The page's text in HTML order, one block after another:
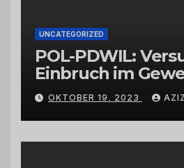
UNCATEGORIZED
POL-PDWIL:
Einbruch im
Wittlich
OKTOBER 19, 2023 AZIZ